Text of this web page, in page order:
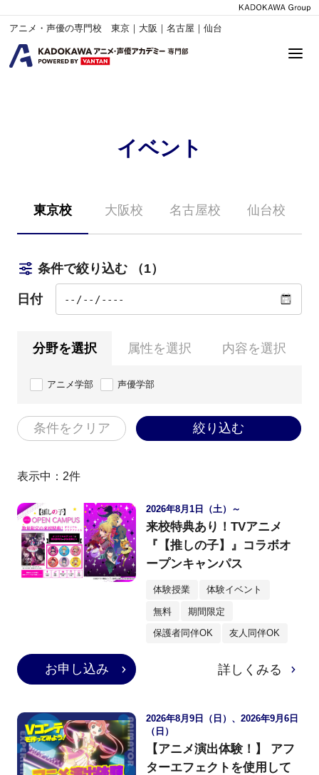
アニメ・声優の専門校 東京｜大阪｜名古屋｜仙台
イベント
東京校 大阪校 名古屋校 仙台校
条件で絞り込む （1）
日付
分野を選択 属性を選択 内容を選択
アニメ学部 声優学部
条件をクリア 絞り込む
表示中： 2件
2026年8月1日（土）～
来校特典あり！TVアニメ
『【推しの子】』コラボオ
ープンキャンパス
体験授業 体験イベント
無料 期間限定
保護者同伴OK 友人同伴OK
お申し込み 詳しくみる
2026年8月9日（日）、2026年9月6日
（日）
【アニメ演出体験！】 アフ
ターエフェクトを使用して